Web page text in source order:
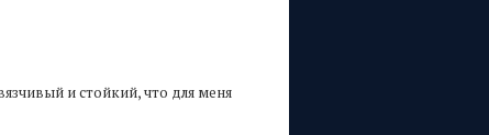
и стойкий, что для меня